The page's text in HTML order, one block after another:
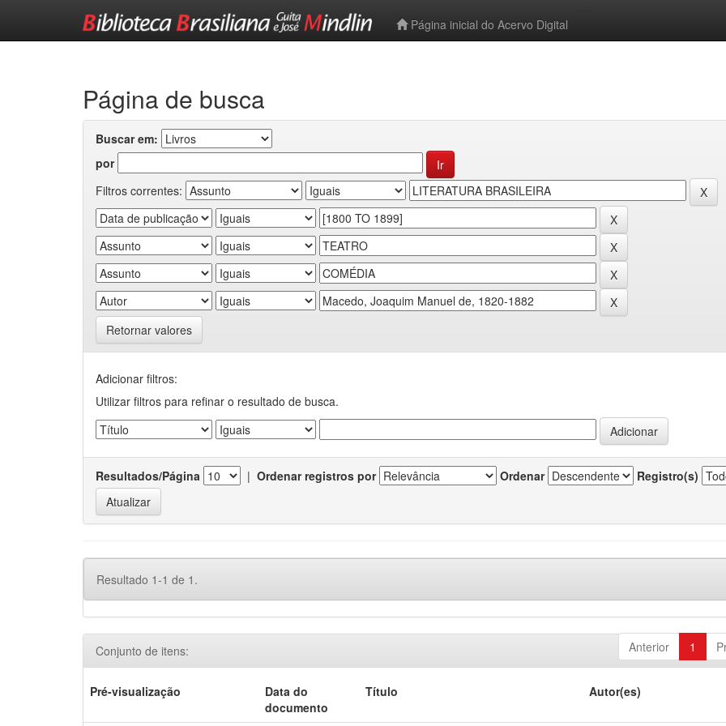
Página inicial do Acervo Digital
Página de busca
Buscar em:
por
Filtros correntes:
Retornar valores
Adicionar filtros:
Utilizar filtros para refinar o resultado de busca.
Resultados/Página | Ordenar registros por Ordenar Registro(s)
Resultado 1-1 de 1.
Anterior 1
Conjunto de itens:
Pré-visualização
Data do
documento
Título Autor(es)